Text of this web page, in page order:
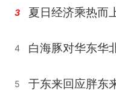
3
4
5